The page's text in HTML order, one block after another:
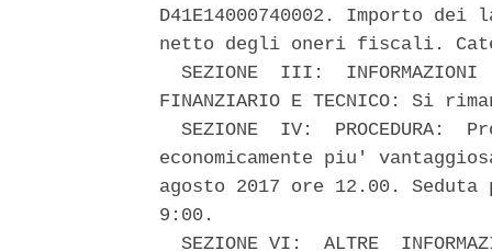
D41E14000740002. Importo
netto degli oneri fiscali.
SEZIONE  III:  INFORMAZIONI
FINANZIARIO E TECNICO: Si
SEZIONE  IV:  PROCEDURA:
economicamente piu'
agosto 2017 ore 12.00.
9:00.
SEZIONE VI:  ALTRE